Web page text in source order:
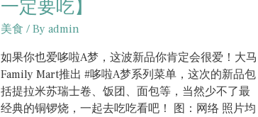
一定要吃】
美食 / Byadmin
如果你也爱哆啦A梦，这波新品你肯定会很爱！大马
Family Mart推出 #哆啦A梦系列菜单，这次的新品包
括提拉米苏瑞士卷、饭团、面包等，当然少不了最
经典的铜锣烧，一起去吃吃看吧！ 图：网络 照片均